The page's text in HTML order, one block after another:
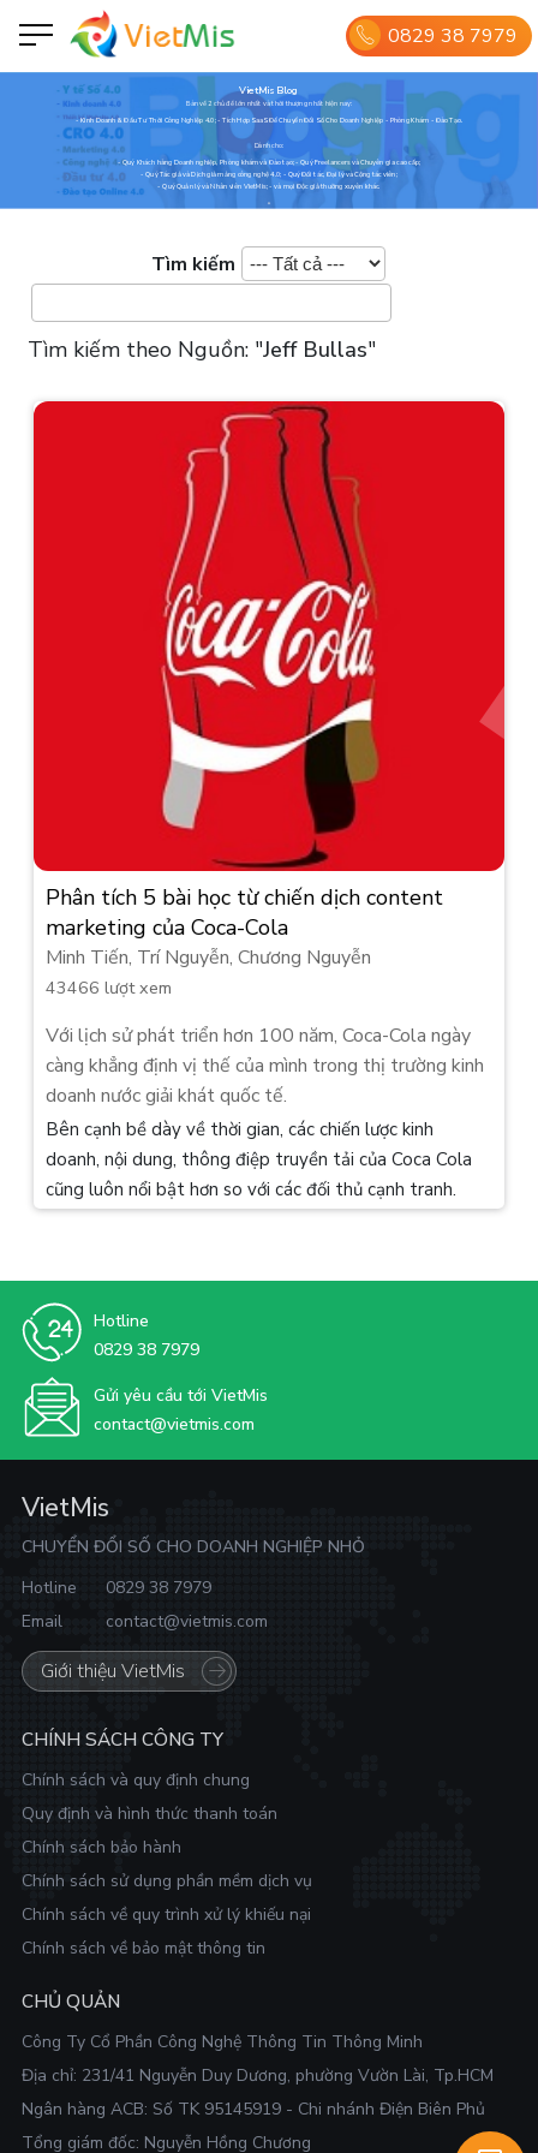
0829 38 7979
VietMis Blog
Bàn về 2 chủ đề lớn nhất và thời thượng nhất hiện nay:
- Kinh Doanh & Đầu Tư Thời Công Nghiệp 4.0; - Tích Hợp SaaS Để Chuyển Đổi Số Cho Doanh Nghiệp - Phòng Khám - Đào Tạo.
Dành cho:
- Quý Khách hàng Doanh nghiệp, Phòng khám và Đào tạo; - Quý Freelancers và Chuyên gia cao cấp;
- Quý Tác giả và Dịch giả mảng công nghệ 4.0; - Quý Đối tác, Đại lý và Cộng tác viên;
- Quý Quản lý và Nhân viên VietMis; - và mọi Độc giả thường xuyên khác.
Tìm kiếm
Tìm kiếm theo Nguồn: "Jeff Bullas"
Phân tích 5 bài học từ chiến dịch content
marketing của Coca-Cola
Minh Tiến, Trí Nguyễn, Chương Nguyễn
43466 lượt xem
Với lịch sử phát triển hơn 100 năm, Coca-Cola ngày
càng khẳng định vị thế của mình trong thị trường kinh
doanh nước giải khát quốc tế.
Bên cạnh bề dày về thời gian, các chiến lược kinh
doanh, nội dung, thông điệp truyền tải của Coca Cola
cũng luôn nổi bật hơn so với các đối thủ cạnh tranh.
Hotline
0829 38 7979
Gửi yêu cầu tới VietMis
contact@vietmis.com
VietMis
CHUYỂN ĐỔI SỐ CHO DOANH NGHIỆP NHỎ
Hotline
0829 38 7979
Email
contact@vietmis.com
Giới thiệu VietMis
CHÍNH SÁCH CÔNG TY
Chính sách và quy định chung
Quy định và hình thức thanh toán
Chính sách bảo hành
Chính sách sử dụng phần mềm dịch vụ
Chính sách về quy trình xử lý khiếu nại
Chính sách về bảo mật thông tin
CHỦ QUẢN
Công Ty Cổ Phần Công Nghệ Thông Tin Thông Minh
Địa chỉ: 231/41 Nguyễn Duy Dương, phường Vườn Lài, Tp.HCM
Ngân hàng ACB: Số TK 95145919 - Chi nhánh Điện Biên Phủ
Tổng giám đốc: Nguyễn Hồng Chương